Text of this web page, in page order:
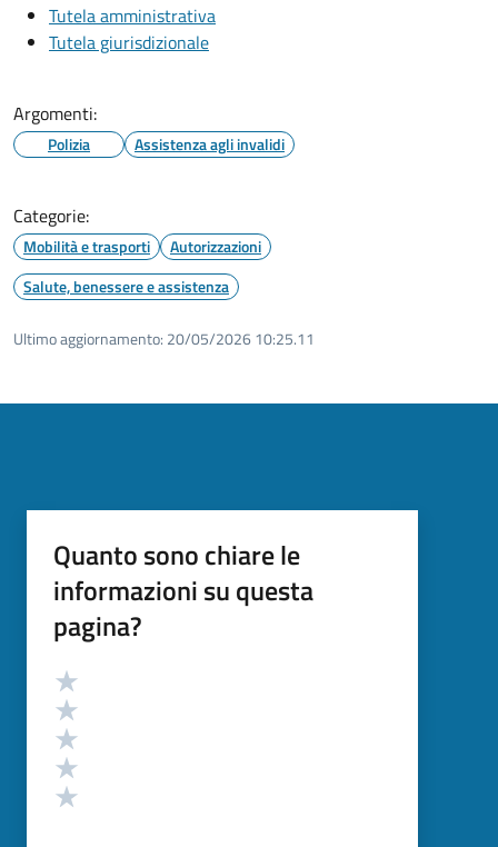
Tutela amministrativa
Tutela giurisdizionale
Argomenti:
Polizia Assistenza agli invalidi
Categorie:
Mobilità e trasporti
Autorizzazioni
Salute, benessere e assistenza
Ultimo aggiornamento: 20/05/2026 10:25.11
Quanto sono chiare le
informazioni su questa
pagina?
Valutazione